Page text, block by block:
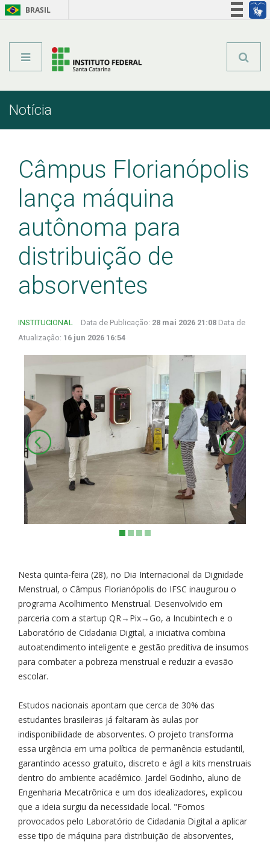
BRASIL
NotíciaInício
Câmpus Florianópolis
lança máquina
autônoma para
distribuição de
absorventes
INSTITUCIONAL Data de Publicação: 28 mai 2026 21:08 Data de
Atualização: 16 jun 2026 16:54
Nesta quinta-feira (28), no Dia Internacional da Dignidade
Menstrual, o Câmpus Florianópolis do IFSC inaugurou o
programa Acolhimento Menstrual. Desenvolvido em
parceria com a startup QR→Pix→Go, a Incubintech e o
Laboratório de Cidadania Digital, a iniciativa combina
autoatendimento inteligente e gestão preditiva de insumos
para combater a pobreza menstrual e reduzir a evasão
escolar.
Estudos nacionais apontam que cerca de 30% das
estudantes brasileiras já faltaram às aulas por
indisponibilidade de absorventes. O projeto transforma
essa urgência em uma política de permanência estudantil,
garantindo acesso gratuito, discreto e ágil a kits menstruais
dentro do ambiente acadêmico. Jardel Godinho, aluno de
Engenharia Mecatrônica e um dos idealizadores, explicou
que a ideia surgiu da necessidade local. "Fomos
provocados pelo Laboratório de Cidadania Digital a aplicar
esse tipo de máquina para distribuição de absorventes,